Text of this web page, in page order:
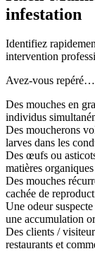
infestation
Identifiez
intervention
Avez-vous repéré…
Des mouches en
individus
Des moucherons
larves dans les
Des œufs ou
matières organiques
Des mouches
cachée de
Une odeur
une accumulation
Des clients /
restaurants et